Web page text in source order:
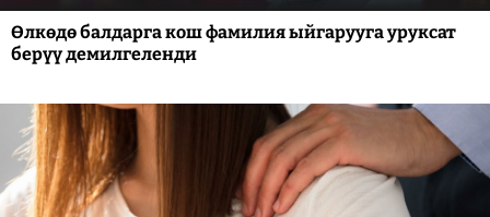
Өлкөдө балдарга кош фамилия ыйгарууга уруксат
берүү демилгеленди